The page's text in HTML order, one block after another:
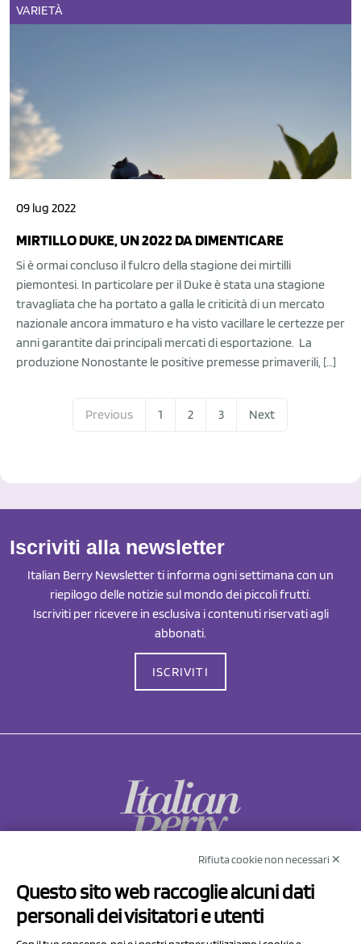
VARIETÀ
09 lug 2022
MIRTILLO DUKE, UN 2022 DA DIMENTICARE
Si è ormai concluso il fulcro della stagione dei mirtilli
piemontesi. In particolare per il Duke è stata una stagione
travagliata che ha portato a galla le criticità di un mercato
nazionale ancora immaturo e ha visto vacillare le certezze per
anni garantite dai principali mercati di esportazione. La
produzione Nonostante le positive premesse primaverili, […]
Previous 1 2 3 Next
Iscriviti alla newsletter
Italian Berry Newsletter ti informa ogni settimana con un
riepilogo delle notizie sul mondo dei piccoli frutti.
Iscriviti per ricevere in esclusiva i contenuti riservati agli
abbonati.
ISCRIVITI
Via Prov.le Sassuolo Vignola 315/1
41057 Spilamberto (MO)
Rifiuta cookie non necessari ✕
Questo sito web raccoglie alcuni dati
personali dei visitatori e utenti